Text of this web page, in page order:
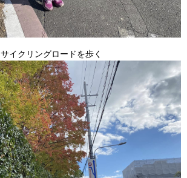
サイクリングロードを歩く